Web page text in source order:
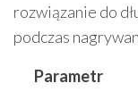
rozwiązanie do
podczas
Parametr